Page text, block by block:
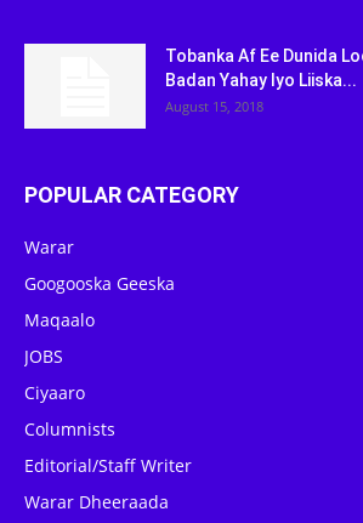
Tobanka Af Ee Dunida
Badan Yahay Iyo Liiska...
August 15, 2018
POPULAR CATEGORY
Warar
Googooska Geeska
Maqaalo
JOBS
Ciyaaro
Columnists
Editorial/Staff Writer
Warar Dheeraada